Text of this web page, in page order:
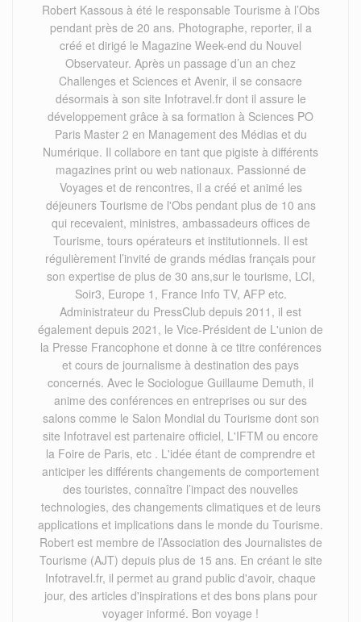
Robert Kassous à été le responsable Tourisme à l’Obs
pendant près de 20 ans. Photographe, reporter, il a
créé et dirigé le Magazine Week-end du Nouvel
Observateur. Après un passage d’un an chez
Challenges et Sciences et Avenir, il se consacre
désormais à son site Infotravel.fr dont il assure le
développement grâce à sa formation à Sciences PO
Paris Master 2 en Management des Médias et du
Numérique. Il collabore en tant que pigiste à différents
magazines print ou web nationaux. Passionné de
Voyages et de rencontres, il a créé et animé les
déjeuners Tourisme de l'Obs pendant plus de 10 ans
qui recevaient, ministres, ambassadeurs offices de
Tourisme, tours opérateurs et institutionnels. Il est
régulièrement l’invité de grands médias français pour
son expertise de plus de 30 ans,sur le tourisme, LCI,
Soir3, Europe 1, France Info TV, AFP etc.
Administrateur du PressClub depuis 2011, il est
également depuis 2021, le Vice-Président de L'union de
la Presse Francophone et donne à ce titre conférences
et cours de journalisme à destination des pays
concernés. Avec le Sociologue Guillaume Demuth, il
anime des conférences en entreprises ou sur des
salons comme le Salon Mondial du Tourisme dont son
site Infotravel est partenaire officiel, L'IFTM ou encore
la Foire de Paris, etc . L'idée étant de comprendre et
anticiper les différents changements de comportement
des touristes, connaître l’impact des nouvelles
technologies, des changements climatiques et de leurs
applications et implications dans le monde du Tourisme.
Robert est membre de l’Association des Journalistes de
Tourisme (AJT) depuis plus de 15 ans. En créant le site
Infotravel.fr, il permet au grand public d'avoir, chaque
jour, des articles d'inspirations et des bons plans pour
voyager informé. Bon voyage !